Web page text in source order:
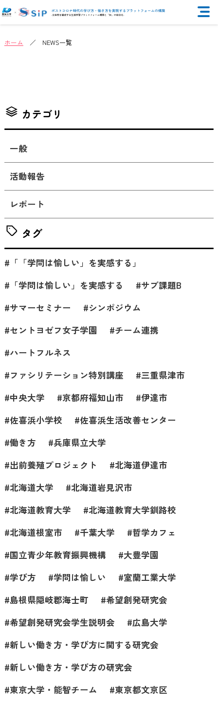
ホーム ／ NEWS一覧
カテゴリ
一般
活動報告
レポート
タグ
「「学問は愉しい」を実感する」
「学問は愉しい」を実感する
サブ課題B
サマーセミナー
シンポジウム
セントヨゼフ女子学園
チーム連携
ハートフルネス
ファシリテーション特別講座
三重県津市
中央大学
京都府福知山市
伊達市
佐喜浜小学校
佐喜浜生活改善センター
働き方
兵庫県立大学
出前養殖プロジェクト
北海道伊達市
北海道大学
北海道岩見沢市
北海道教育大学
北海道教育大学釧路校
北海道根室市
千葉大学
哲学カフェ
国立青少年教育振興機構
大豊学園
学び方
学問は愉しい
室蘭工業大学
島根県隠岐郡海士町
希望創発研究会
希望創発研究会学生説明会
広島大学
新しい働き方・学び方に関する研究会
新しい働き方・学び方の研究会
東京大学・能智チーム
東京都文京区